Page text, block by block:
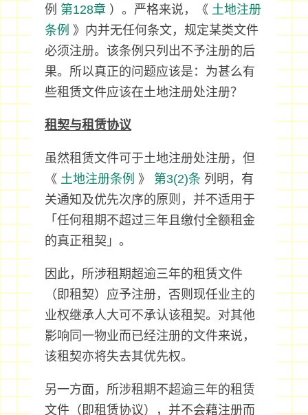
例 第128章）。严格来说，《 土地注册
条例 》内并无任何条文，规定某类文件
必须注册。该条例只列出不予注册的后
果。所以真正的问题应该是：为甚么有
些租赁文件应该在土地注册处注册？
租契与租赁协议
虽然租赁文件可于土地注册处注册，但
《 土地注册条例 》 第3(2)条列明，有
关通知及优先次序的原则，并不适用于
「任何租期不超过三年且缴付全额租金
的真正租契」。
因此，所涉租期超逾三年的租赁文件
（即租契）应予注册，否则现任业主的
业权继承人大可不承认该租契。对其他
影响同一物业而已经注册的文件来说，
该租契亦将失去其优先权。
另一方面，所涉租期不超逾三年的租赁
文件（即租赁协议），并不会藉注册而